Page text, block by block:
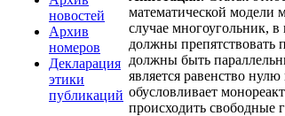
новостей
Архив
номеров
Декларация
этики
публикаций
математической модели
случае многоугольник,
должны препятствовать
должны быть
является равенство
обусловливает
происходить свободные